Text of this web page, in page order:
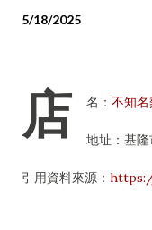
5/18/2025
店 名： 不知名
地址：基
引用資料來源：